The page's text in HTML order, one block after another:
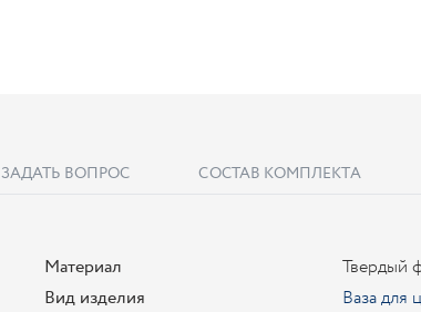
ЗАДАТЬ ВОПРОС СОСТАВ КОМПЛЕКТА
Материал
Твердый
Вид изделия
Ваза для